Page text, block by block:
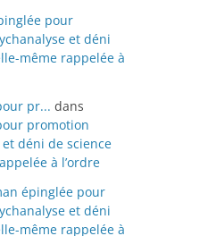
pour
et déni
même rappelée à
pr... dans
promotion
déni de science
à l’ordre
épinglée pour
et déni
même rappelée à